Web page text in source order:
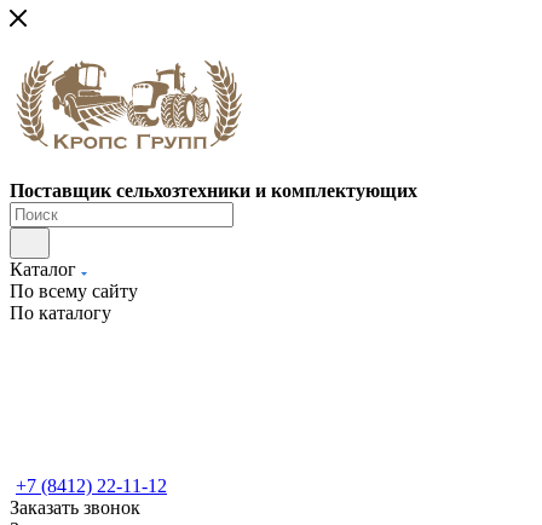
Поставщик сельхозтехники и комплектующих
Каталог
По всему сайту
По каталогу
+7 (8412) 22-11-12
Заказать звонок